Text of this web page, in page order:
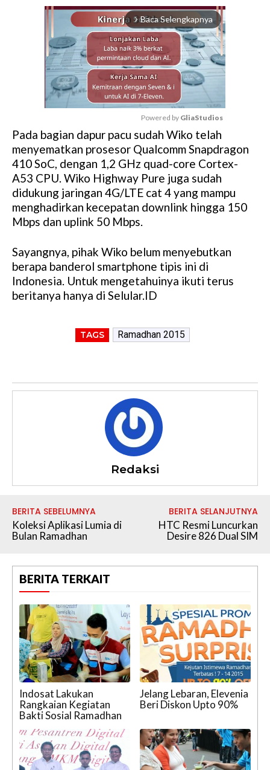
arrow_forward_ios Baca Selengkapnya
M
u
t
e
Powered by GliaStudios
Pada bagian dapur pacu sudah Wiko telah
menyematkan prosesor Qualcomm Snapdragon
410 SoC, dengan 1,2 GHz quad-core Cortex-
A53 CPU. Wiko Highway Pure juga sudah
didukung jaringan 4G/LTE cat 4 yang mampu
menghadirkan kecepatan downlink hingga 150
Mbps dan uplink 50 Mbps.
Sayangnya, pihak Wiko belum menyebutkan
berapa banderol smartphone tipis ini di
Indonesia. Untuk mengetahuinya ikuti terus
beritanya hanya di Selular.ID
TAGS Ramadhan 2015
Redaksi
BERITA SEBELUMNYA
Koleksi Aplikasi Lumia di
Bulan Ramadhan
BERITA SELANJUTNYA
HTC Resmi Luncurkan
Desire 826 Dual SIM
BERITA TERKAIT
Indosat Lakukan
Rangkaian Kegiatan
Bakti Sosial Ramadhan
Jelang Lebaran, Elevenia
Beri Diskon Upto 90%